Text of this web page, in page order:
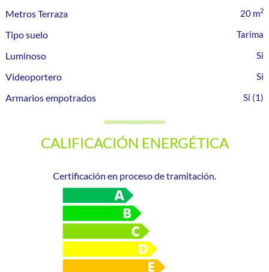
Metros Terraza
20 m2
Tipo suelo Tarima
Luminoso
Videoportero
Armarios empotrados
(1)
CALIFICACIÓN ENERGÉTICA
Certificación en proceso de tramitación.